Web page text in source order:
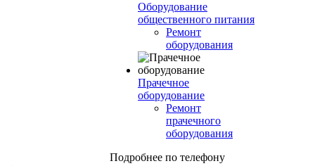
Оборудование
общественного питания
Ремонт
оборудования
Прачечное
оборудование
Ремонт
прачечного
оборудования
Подробнее по телефону